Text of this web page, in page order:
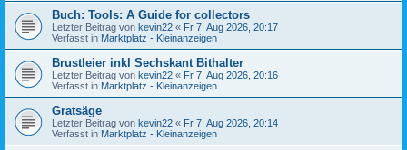
Buch: Tools: A Guide for collectors
Letzter Beitrag von kevin22 « Fr 7. Aug 2026, 20:17
Verfasst in Marktplatz - Kleinanzeigen
Brustleier inkl Sechskant Bithalter
Letzter Beitrag von kevin22 « Fr 7. Aug 2026, 20:16
Verfasst in Marktplatz - Kleinanzeigen
Gratsäge
Letzter Beitrag von kevin22 « Fr 7. Aug 2026, 20:14
Verfasst in Marktplatz - Kleinanzeigen